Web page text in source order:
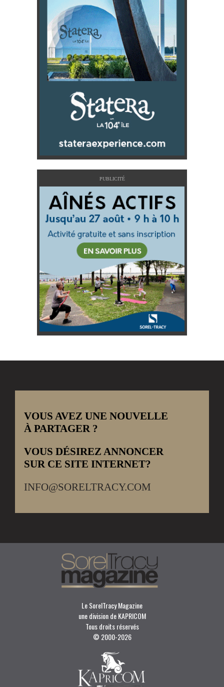
PUBLICITÉ
VOUS AVEZ UNE NOUVELLE
À PARTAGER ?
VOUS DÉSIREZ ANNONCER
SUR CE SITE INTERNET?
INFO@SORELTRACY.COM
Le SorelTracy Magazine
une division de KAPRICOM
Tous droits réservés
© 2000-2026